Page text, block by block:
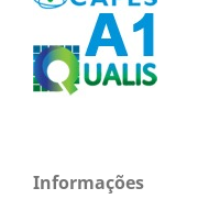
Informações